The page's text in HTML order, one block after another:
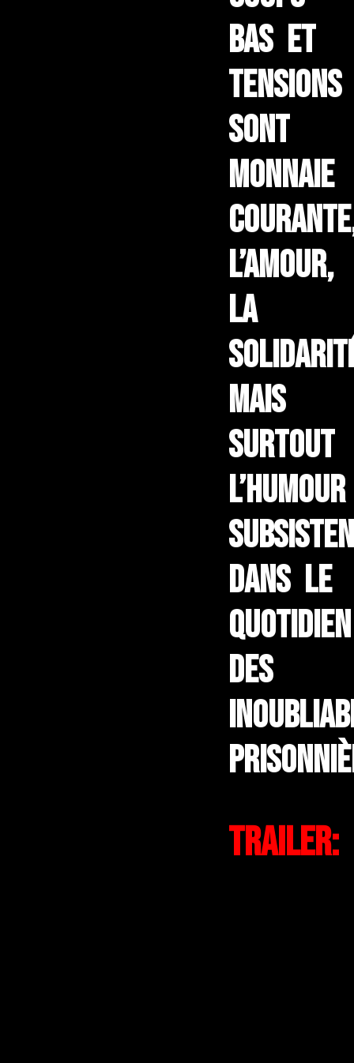
bas et
tensions
sont
monnaie
l’amour,
la
mais
surtout
l’humour
dans le
quotidien
des
Trailer: